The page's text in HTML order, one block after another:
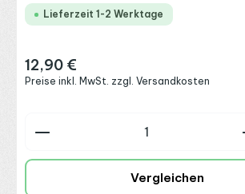
Lieferzeit 1-2 Werktage
Regulärer Preis:
12,90 €
Preise inkl. MwSt. zzgl. Versandkosten
Produkt Anzahl: Gib den
Vergleichen